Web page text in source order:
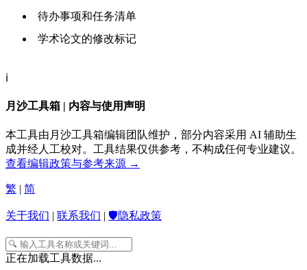
待办事项和任务清单
学术论文的修改标记
ℹ️
月沙工具箱 | 内容与使用声明
本工具由月沙工具箱编辑团队维护，部分内容采用 AI 辅助生
成并经人工校对。工具结果仅供参考，不构成任何专业建议。
查看编辑政策与参考来源 →
繁 | 简
关于我们 | 联系我们 | 🛡️隐私政策
正在加载工具数据...